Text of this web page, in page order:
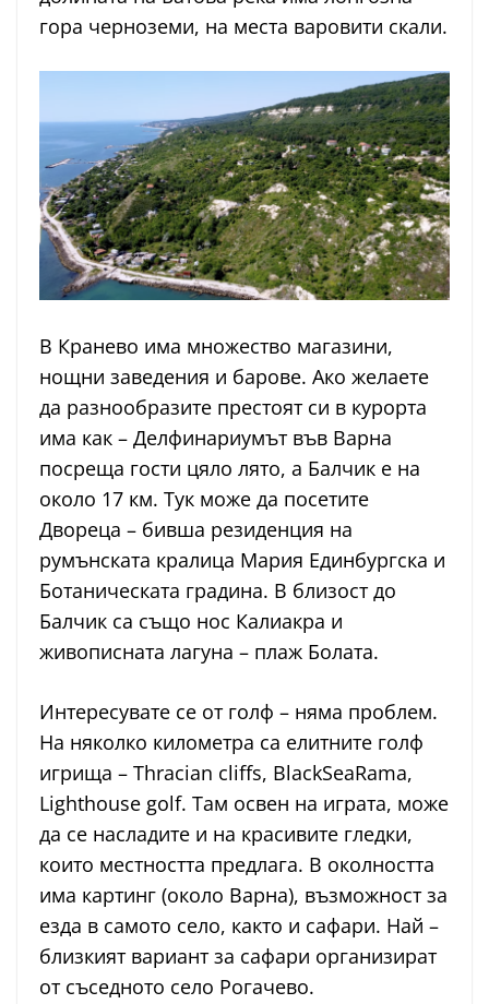
гора черноземи, на места варовити скали.
В Кранево има множество магазини,
нощни заведения и барове. Ако желаете
да разнообразите престоят си в курорта
има как – Делфинариумът във Варна
посреща гости цяло лято, а Балчик е на
около 17 км. Тук може да посетите
Двореца – бивша резиденция на
румънската кралица Мария Единбургска и
Ботаническата градина. В близост до
Балчик са също нос Калиакра и
живописната лагуна – плаж Болата.
Интересувате се от голф – няма проблем.
На няколко километра са елитните голф
игрища – Thracian cliffs, BlackSeaRama,
Lighthouse golf. Там освен на играта, може
да се насладите и на красивите гледки,
които местността предлага. В околността
има картинг (около Варна), възможност за
езда в самото село, както и сафари. Най –
близкият вариант за сафари организират
от съседното село Рогачево.